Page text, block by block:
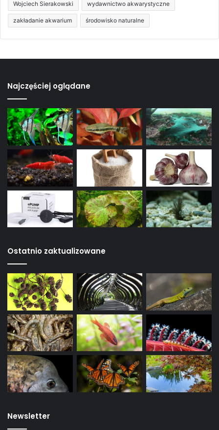
Wojciech Sierakowski wydawnictwo akwarystyczne
zakładanie akwarium środowisko naturalne
Najczęściej oglądane
Ostatnio zaktualizowane
Newsletter